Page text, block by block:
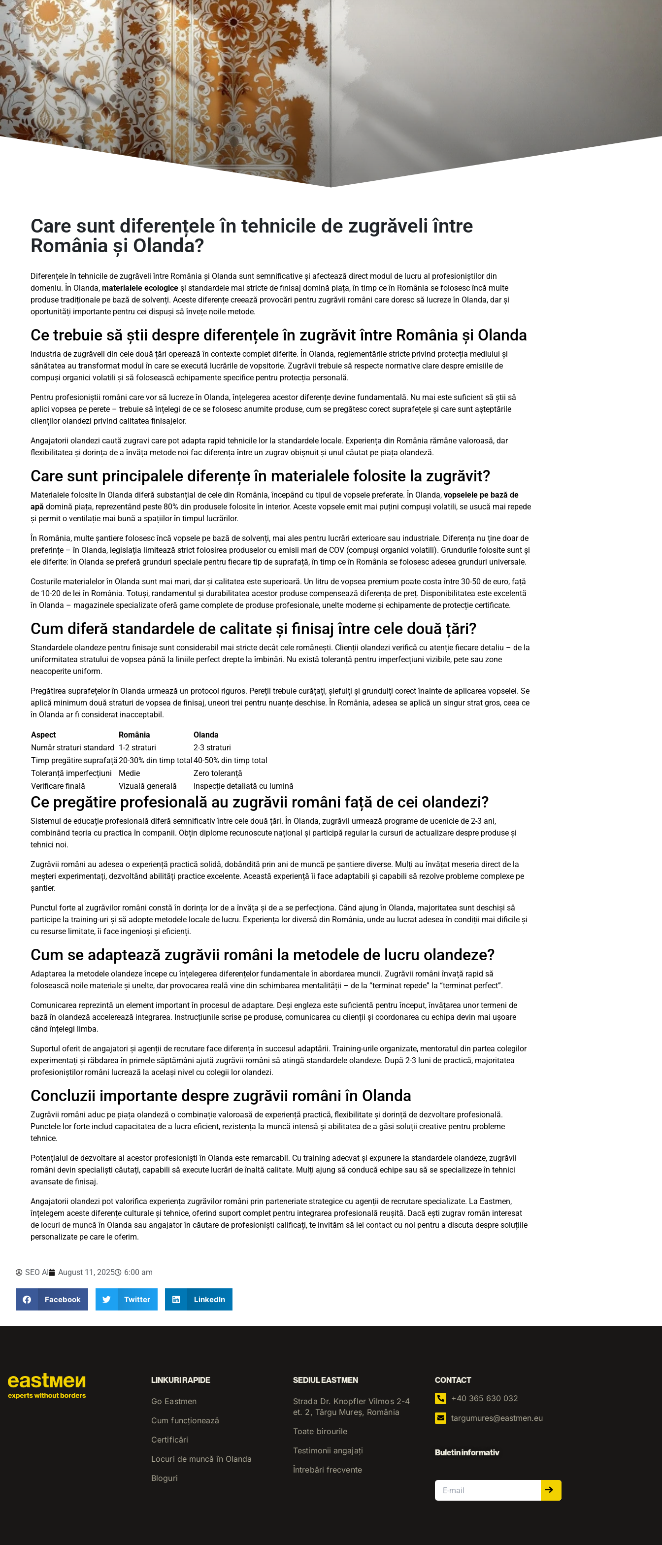
Care sunt diferențele în tehnicile de zugrăveli între
România și Olanda?
Diferențele în tehnicile de zugrăveli între România și Olanda sunt semnificative și afectează direct modul de lucru al profesioniștilor din
domeniu. În Olanda, materialele ecologice și standardele mai stricte de finisaj domină piața, în timp ce în România se folosesc încă multe
produse tradiționale pe bază de solvenți. Aceste diferențe creează provocări pentru zugrăvii români care doresc să lucreze în Olanda, dar și
oportunități importante pentru cei dispuși să învețe noile metode.
Ce trebuie să știi despre diferențele în zugrăvit între România și Olanda
Industria de zugrăveli din cele două țări operează în contexte complet diferite. În Olanda, reglementările stricte privind protecția mediului și
sănătatea au transformat modul în care se execută lucrările de vopsitorie. Zugrăvii trebuie să respecte normative clare despre emisiile de
compuși organici volatili și să folosească echipamente specifice pentru protecția personală.
Pentru profesioniștii români care vor să lucreze în Olanda, înțelegerea acestor diferențe devine fundamentală. Nu mai este suficient să știi să
aplici vopsea pe perete – trebuie să înțelegi de ce se folosesc anumite produse, cum se pregătesc corect suprafețele și care sunt așteptările
clienților olandezi privind calitatea finisajelor.
Angajatorii olandezi caută zugravi care pot adapta rapid tehnicile lor la standardele locale. Experiența din România rămâne valoroasă, dar
flexibilitatea și dorința de a învăța metode noi fac diferența între un zugrav obișnuit și unul căutat pe piața olandeză.
Care sunt principalele diferențe în materialele folosite la zugrăvit?
Materialele folosite în Olanda diferă substanțial de cele din România, începând cu tipul de vopsele preferate. În Olanda, vopselele pe bază de
apă domină piața, reprezentând peste 80% din produsele folosite în interior. Aceste vopsele emit mai puțini compuși volatili, se usucă mai repede
și permit o ventilație mai bună a spațiilor în timpul lucrărilor.
În România, multe șantiere folosesc încă vopsele pe bază de solvenți, mai ales pentru lucrări exterioare sau industriale. Diferența nu ține doar de
preferințe – în Olanda, legislația limitează strict folosirea produselor cu emisii mari de COV (compuși organici volatili). Grundurile folosite sunt și
ele diferite: în Olanda se preferă grunduri speciale pentru fiecare tip de suprafață, în timp ce în România se folosesc adesea grunduri universale.
Costurile materialelor în Olanda sunt mai mari, dar și calitatea este superioară. Un litru de vopsea premium poate costa între 30-50 de euro, față
de 10-20 de lei în România. Totuși, randamentul și durabilitatea acestor produse compensează diferența de preț. Disponibilitatea este excelentă
în Olanda – magazinele specializate oferă game complete de produse profesionale, unelte moderne și echipamente de protecție certificate.
Cum diferă standardele de calitate și finisaj între cele două țări?
Standardele olandeze pentru finisaje sunt considerabil mai stricte decât cele românești. Clienții olandezi verifică cu atenție fiecare detaliu – de la
uniformitatea stratului de vopsea până la liniile perfect drepte la îmbinări. Nu există toleranță pentru imperfecțiuni vizibile, pete sau zone
neacoperite uniform.
Pregătirea suprafețelor în Olanda urmează un protocol riguros. Pereții trebuie curățați, șlefuiți și grunduiți corect înainte de aplicarea vopselei. Se
aplică minimum două straturi de vopsea de finisaj, uneori trei pentru nuanțe deschise. În România, adesea se aplică un singur strat gros, ceea ce
în Olanda ar fi considerat inacceptabil.
Aspect România
Olanda
Număr straturi standard 1-2 straturi
2-3 straturi
Timp pregătire suprafață20-30% din timp total40-50% din timp total
Toleranță imperfecțiuni
Medie
Zero toleranță
Verificare finală
Vizuală generală Inspecție detaliată cu lumină
Ce pregătire profesională au zugrăvii români față de cei olandezi?
Sistemul de educație profesională diferă semnificativ între cele două țări. În Olanda, zugrăvii urmează programe de ucenicie de 2-3 ani,
combinând teoria cu practica în companii. Obțin diplome recunoscute național și participă regular la cursuri de actualizare despre produse și
tehnici noi.
Zugrăvii români au adesea o experiență practică solidă, dobândită prin ani de muncă pe șantiere diverse. Mulți au învățat meseria direct de la
meșteri experimentați, dezvoltând abilități practice excelente. Această experiență îi face adaptabili și capabili să rezolve probleme complexe pe
șantier.
Punctul forte al zugrăvilor români constă în dorința lor de a învăța și de a se perfecționa. Când ajung în Olanda, majoritatea sunt deschiși să
participe la training-uri și să adopte metodele locale de lucru. Experiența lor diversă din România, unde au lucrat adesea în condiții mai dificile și
cu resurse limitate, îi face ingenioși și eficienți.
Cum se adaptează zugrăvii români la metodele de lucru olandeze?
Adaptarea la metodele olandeze începe cu înțelegerea diferențelor fundamentale în abordarea muncii. Zugrăvii români învață rapid să
folosească noile materiale și unelte, dar provocarea reală vine din schimbarea mentalității – de la “terminat repede” la “terminat perfect”.
Comunicarea reprezintă un element important în procesul de adaptare. Deși engleza este suficientă pentru început, învățarea unor termeni de
bază în olandeză accelerează integrarea. Instrucțiunile scrise pe produse, comunicarea cu clienții și coordonarea cu echipa devin mai ușoare
când înțelegi limba.
Suportul oferit de angajatori și agenții de recrutare face diferența în succesul adaptării. Training-urile organizate, mentoratul din partea colegilor
experimentați și răbdarea în primele săptămâni ajută zugrăvii români să atingă standardele olandeze. După 2-3 luni de practică, majoritatea
profesioniștilor români lucrează la același nivel cu colegii lor olandezi.
Concluzii importante despre zugrăvii români în Olanda
Zugrăvii români aduc pe piața olandeză o combinație valoroasă de experiență practică, flexibilitate și dorință de dezvoltare profesională.
Punctele lor forte includ capacitatea de a lucra eficient, rezistența la muncă intensă și abilitatea de a găsi soluții creative pentru probleme
tehnice.
Potențialul de dezvoltare al acestor profesioniști în Olanda este remarcabil. Cu training adecvat și expunere la standardele olandeze, zugrăvii
români devin specialiști căutați, capabili să execute lucrări de înaltă calitate. Mulți ajung să conducă echipe sau să se specializeze în tehnici
avansate de finisaj.
Angajatorii olandezi pot valorifica experiența zugrăvilor români prin parteneriate strategice cu agenții de recrutare specializate. La Eastmen,
înțelegem aceste diferențe culturale și tehnice, oferind suport complet pentru integrarea profesională reușită. Dacă ești zugrav român interesat
de locuri de muncă în Olanda sau angajator în căutare de profesioniști calificați, te invităm să iei contact cu noi pentru a discuta despre soluțiile
personalizate pe care le oferim.
SEO AI August 11, 2025 6:00 am
Facebook Twitter LinkedIn
LINKURI RAPIDE
Go Eastmen
Cum funcționează
Certificări
Locuri de muncă în Olanda
Bloguri
SEDIUL EASTMEN
Strada Dr. Knopfler Vilmos 2-4
et. 2, Târgu Mureș, România
Toate birourile
Testimonii angajați
Întrebări frecvente
CONTACT
+40 365 630 032
targumures@eastmen.eu
Buletin informativ